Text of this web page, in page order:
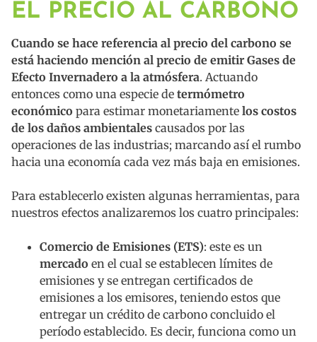
EL PRECIO AL CARBONO
Cuando se hace referencia al precio del carbono se
está haciendo mención al precio de emitir Gases de
Efecto Invernadero a la atmósfera. Actuando
entonces como una especie de termómetro
económico para estimar monetariamente los costos
de los daños ambientales causados por las
operaciones de las industrias; marcando así el rumbo
hacia una economía cada vez más baja en emisiones.
Para establecerlo existen algunas herramientas, para
nuestros efectos analizaremos los cuatro principales:
Comercio de Emisiones (ETS): este es un
mercado en el cual se establecen límites de
emisiones y se entregan certificados de
emisiones a los emisores, teniendo estos que
entregar un crédito de carbono concluido el
período establecido. Es decir, funciona como un